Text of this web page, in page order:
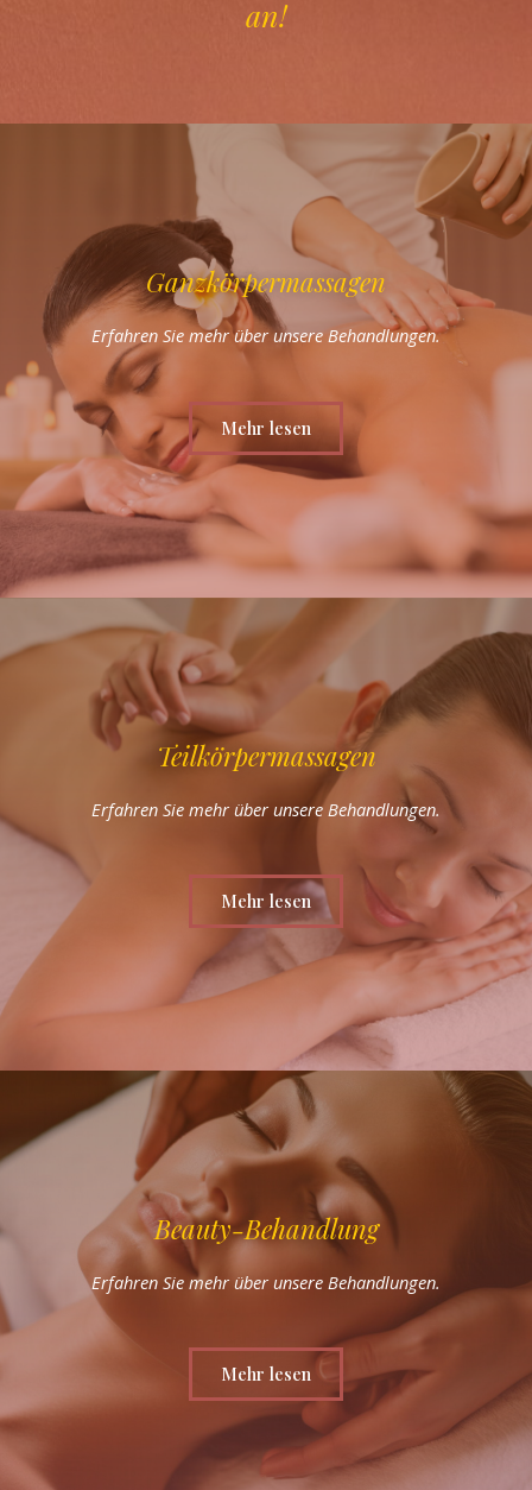
an!
Ganzkörpermassagen
Erfahren Sie mehr über unsere Behandlungen.
Mehr lesen
Teilkörpermassagen
Erfahren Sie mehr über unsere Behandlungen.
Mehr lesen
Beauty-Behandlung
Erfahren Sie mehr über unsere Behandlungen.
Mehr lesen